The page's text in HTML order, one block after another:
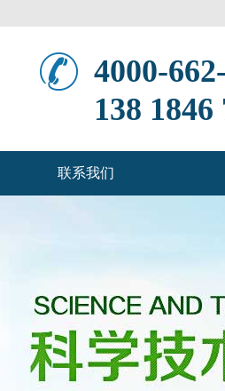
4000-
138 1846
联系我们